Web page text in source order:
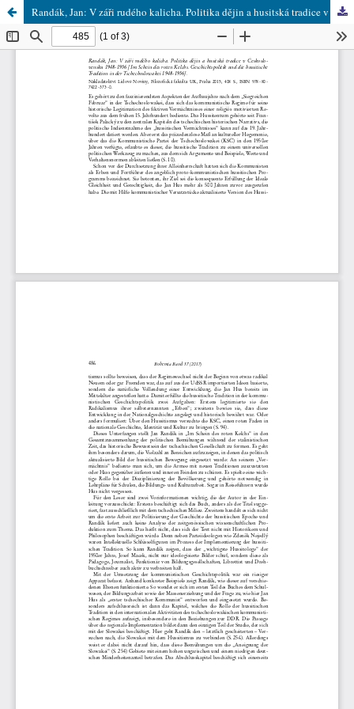
Randák, Jan: V záři rudého kalicha. Politika dějin a husitská tradice v Československu 1948-1956 [Im Schein des roten Kelchs. Geschichtspolitik und die hussitische Tradition in der Tschechoslowakei 1948-1956]